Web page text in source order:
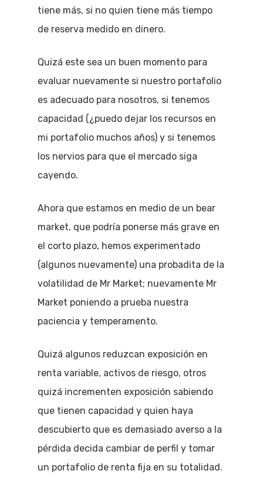
tiene más, si no quien tiene más tiempo
de reserva medido en dinero.
Quizá este sea un buen momento para
evaluar nuevamente si nuestro portafolio
es adecuado para nosotros, si tenemos
capacidad (¿puedo dejar los recursos en
mi portafolio muchos años) y si tenemos
los nervios para que el mercado siga
cayendo.
Ahora que estamos en medio de un bear
market, que podría ponerse más grave en
el corto plazo, hemos experimentado
(algunos nuevamente) una probadita de la
volatilidad de Mr Market; nuevamente Mr
Market poniendo a prueba nuestra
paciencia y temperamento.
Quizá algunos reduzcan exposición en
renta variable, activos de riesgo, otros
quizá incrementen exposición sabiendo
que tienen capacidad y quien haya
descubierto que es demasiado averso a la
pérdida decida cambiar de perfil y tomar
un portafolio de renta fija en su totalidad.